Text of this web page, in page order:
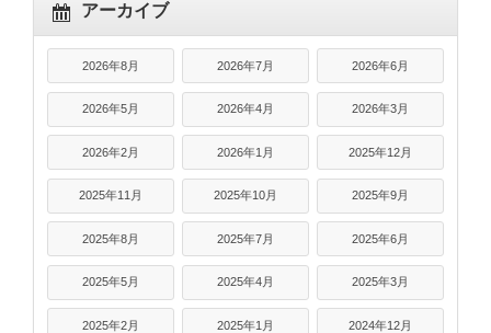
アーカイブ
2026年8月 2026年7月 2026年6月
2026年5月 2026年4月 2026年3月
2026年2月 2026年1月 2025年12月
2025年11月 2025年10月 2025年9月
2025年8月 2025年7月 2025年6月
2025年5月 2025年4月 2025年3月
2025年2月 2025年1月 2024年12月